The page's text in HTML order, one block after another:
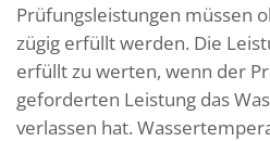
Prüfungsleistungen müssen
zügig erfüllt werden. Die
erfüllt zu werten, wenn der
geforderten Leistung das
verlassen hat.